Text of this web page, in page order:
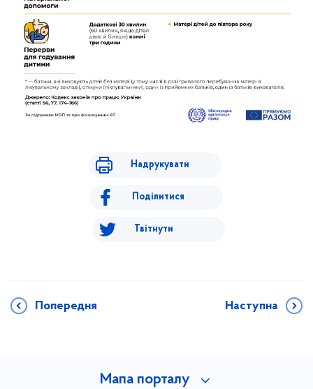
Надрукувати
Поділитися
Твітнути
Попередня Наступна
Мапа порталу